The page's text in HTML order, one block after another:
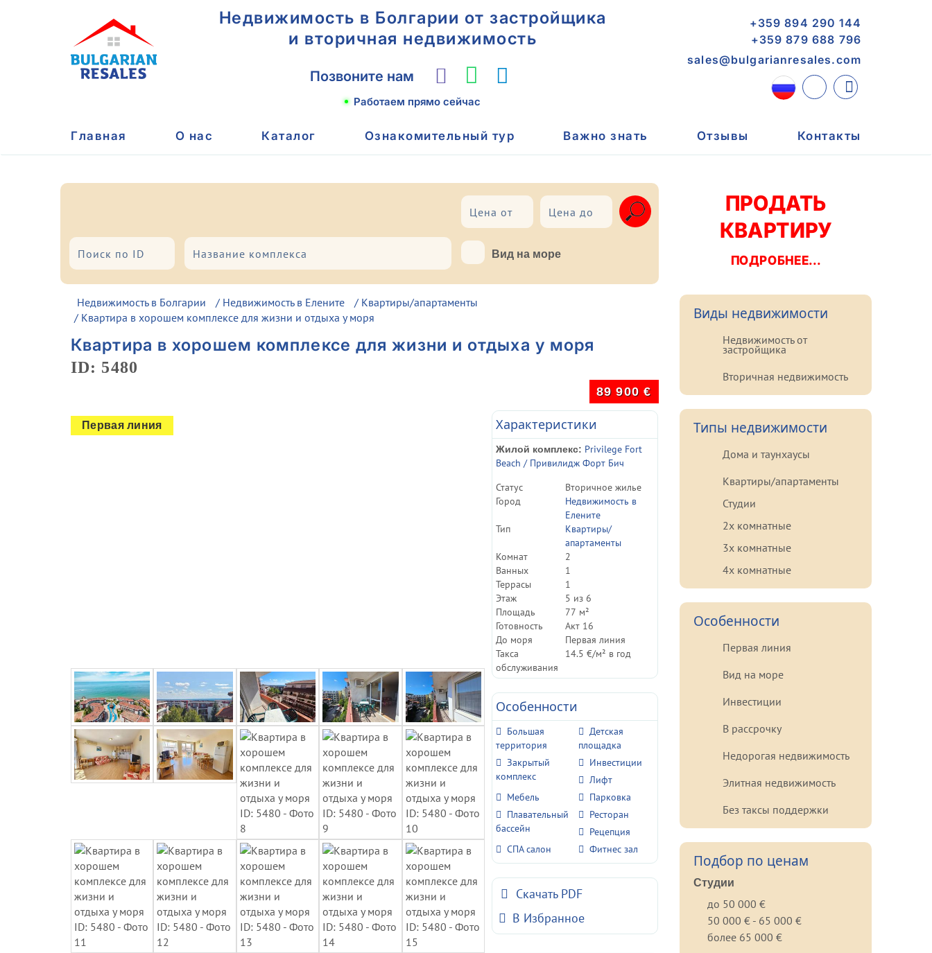
Недвижимость в Болгарии от застройщика
и вторичная недвижимость
Позвоните нам
Работаем прямо сейчас
+359 894 290 144
+359 879 688 796
sales@bulgarianresales.com
Главная О нас Каталог Ознакомительный тур Важно знать Отзывы Контакты
Вид на море
Недвижимость в Болгарии / Недвижимость в Елените / Квартиры/апартаменты
/ Квартира в хорошем комплексе для жизни и отдыха у моря
Квартира в хорошем комплексе для жизни и отдыха у моря
ID: 5480
89 900€
Первая линия Характеристики
Жилой комплекс: Privilege Fort
Beach / Привилидж Форт Бич
Статуc
Вторичное жилье
Город
Недвижимость в
Елените
Тип
Квартиры/
апартаменты
Комнат
2
Ванных
1
Террасы
1
Этаж
5 из 6
Площадь
77 м²
Готовность
Акт 16
До моря
Первая линия
Такса
обслуживания
14.5 €/м² в год
Особенности
Большая
территория
Детская
площадка
Закрытый
комплекс
Инвестиции
Лифт
Мебель
Парковка
Плавательный
бассейн
Ресторан
Рецепция
СПА салон
Фитнес зал
Скачать PDF
В Избранное
ПРОДАТЬ
КВАРТИРУ
ПОДРОБНЕЕ...
Виды недвижимости
Недвижимость от
застройщика
Вторичная недвижимость
Типы недвижимости
Дома и таунхаусы
Квартиры/апартаменты
Студии
2х комнатные
3х комнатные
4х комнатные
Особенности
Первая линия
Вид на море
Инвестиции
В рассрочку
Недорогая недвижимость
Элитная недвижимость
Без таксы поддержки
Подбор по ценам
Студии
до 50 000 €
50 000 € - 65 000 €
более 65 000 €